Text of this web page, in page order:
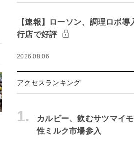
【速報】ローソン、調理ロボ
行店で好評
2026.08.06
アクセスランキング
1.
カルビー、飲むサツマイ
性ミルク市場参入